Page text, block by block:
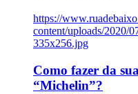
https://
content/uploads/2020/
335x256.jpg
Como fazer da
“Michelin”?